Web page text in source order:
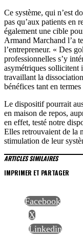
Ce système, qui n’est
pas qu’aux patients en
également une cible
Armand Marchand l’a
l’entrepreneur. « Des
professionnelles s’y
asymétriques sollicitent
travaillant la
bénéfices tant en
Le dispositif pourrait
en maison de repos,
en effet, testé notre
Elles retrouvaient de la
stimulation de leur
ARTICLES SIMILAIRES
IMPRIMER ET PARTAGER
Facebook
X
Linkedin